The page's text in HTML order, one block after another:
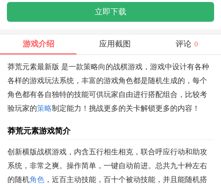
立即下载
游戏介绍 应用截图 评论 0
莽荒元素最新版 是一款策略向的战棋游戏，游戏中设计有各种
各样的游戏玩法系统，丰富的游戏角色都是随机生成的，每个
角色都有各自独特的技能可供玩家自由进行搭配组合，比较考
验玩家的策略制定能力！挑战更多的关卡解锁更多的内容！
莽荒元素游戏简介
创新横版战棋游戏，内含五行相生相克，联合呼应行动和助攻
系统，非常之爽。操作简单，一键自动前进。总共九十种左右
的随机角色 ，近百主动技能，百十个被动技能，并且能随机搭